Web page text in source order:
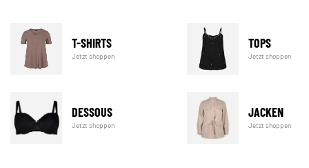
T-SHIRTS
Jetzt shoppen
TOPS
Jetzt shoppen
DESSOUS
Jetzt shoppen
JACKEN
Jetzt shoppen